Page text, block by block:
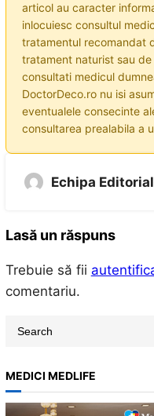
articol au caracter
inlocuiesc consultul
tratamentul recomandat
tratament naturist sau
consultati medicul
DoctorDeco.ro nu isi
eventualele consecinte
consultarea prealabila a
Echipa
Lasă un răspuns
Trebuie să fii
comentariu.
a
r
c
MEDICI MEDLIFE